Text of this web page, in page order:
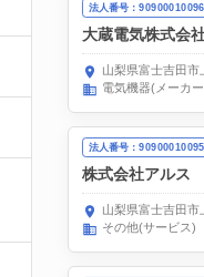
法人番号：
大蔵電気株式会
山梨県富士吉田市
電気機器(メーカ
法人番号：
株式会社アルス
山梨県富士吉田市
その他(サービス)